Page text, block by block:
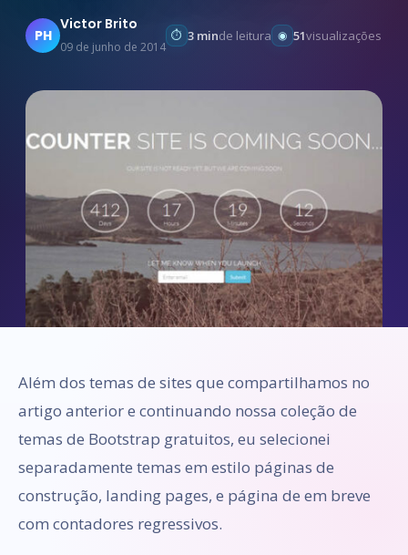
PH
Victor Brito
09 de junho de 2014
3 minde leitura 51visualizações
Além dos temas de sites que compartilhamos no
artigo anterior e continuando nossa coleção de
temas de Bootstrap gratuitos, eu selecionei
separadamente temas em estilo páginas de
construção, landing pages, e página de em breve
com contadores regressivos.